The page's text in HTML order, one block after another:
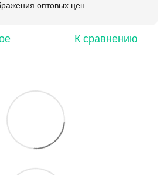
оптовых цен
К сравнению